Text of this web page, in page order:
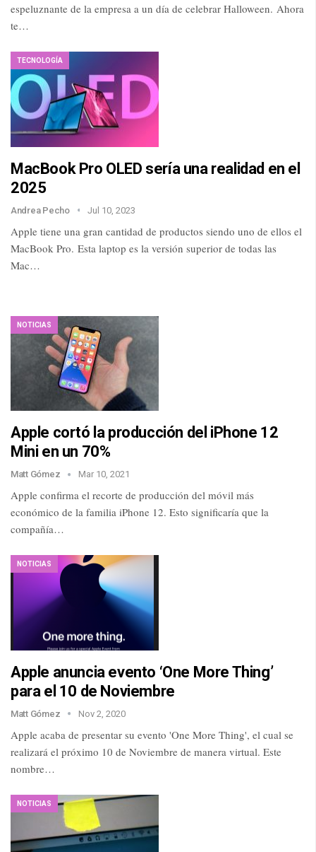
espeluznante de la empresa a un día de celebrar Halloween. Ahora
te…
TECNOLOGÍA
MacBook Pro OLED sería una realidad en el
2025
Andrea Pecho Jul 10, 2023
Apple tiene una gran cantidad de productos siendo uno de ellos el
MacBook Pro. Esta laptop es la versión superior de todas las
Mac…
NOTICIAS
Apple cortó la producción del iPhone 12
Mini en un 70%
Matt Gómez Mar 10, 2021
Apple confirma el recorte de producción del móvil más
económico de la familia iPhone 12. Esto significaría que la
compañía…
NOTICIAS
Apple anuncia evento ‘One More Thing’
para el 10 de Noviembre
Matt Gómez Nov 2, 2020
Apple acaba de presentar su evento 'One More Thing', el cual se
realizará el próximo 10 de Noviembre de manera virtual. Este
nombre…
NOTICIAS